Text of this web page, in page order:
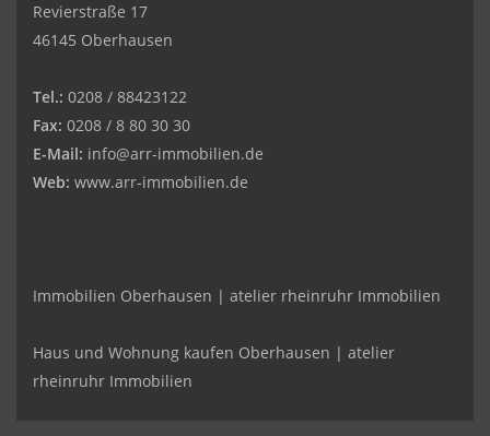
Revierstraße 17
46145 Oberhausen
Tel.: 0208 / 88423122
Fax: 0208 / 8 80 30 30
E-Mail: info@arr-immobilien.de
Web: www.arr-immobilien.de
Immobilien Oberhausen | atelier rheinruhr Immobilien
Haus und Wohnung kaufen Oberhausen | atelier
rheinruhr Immobilien